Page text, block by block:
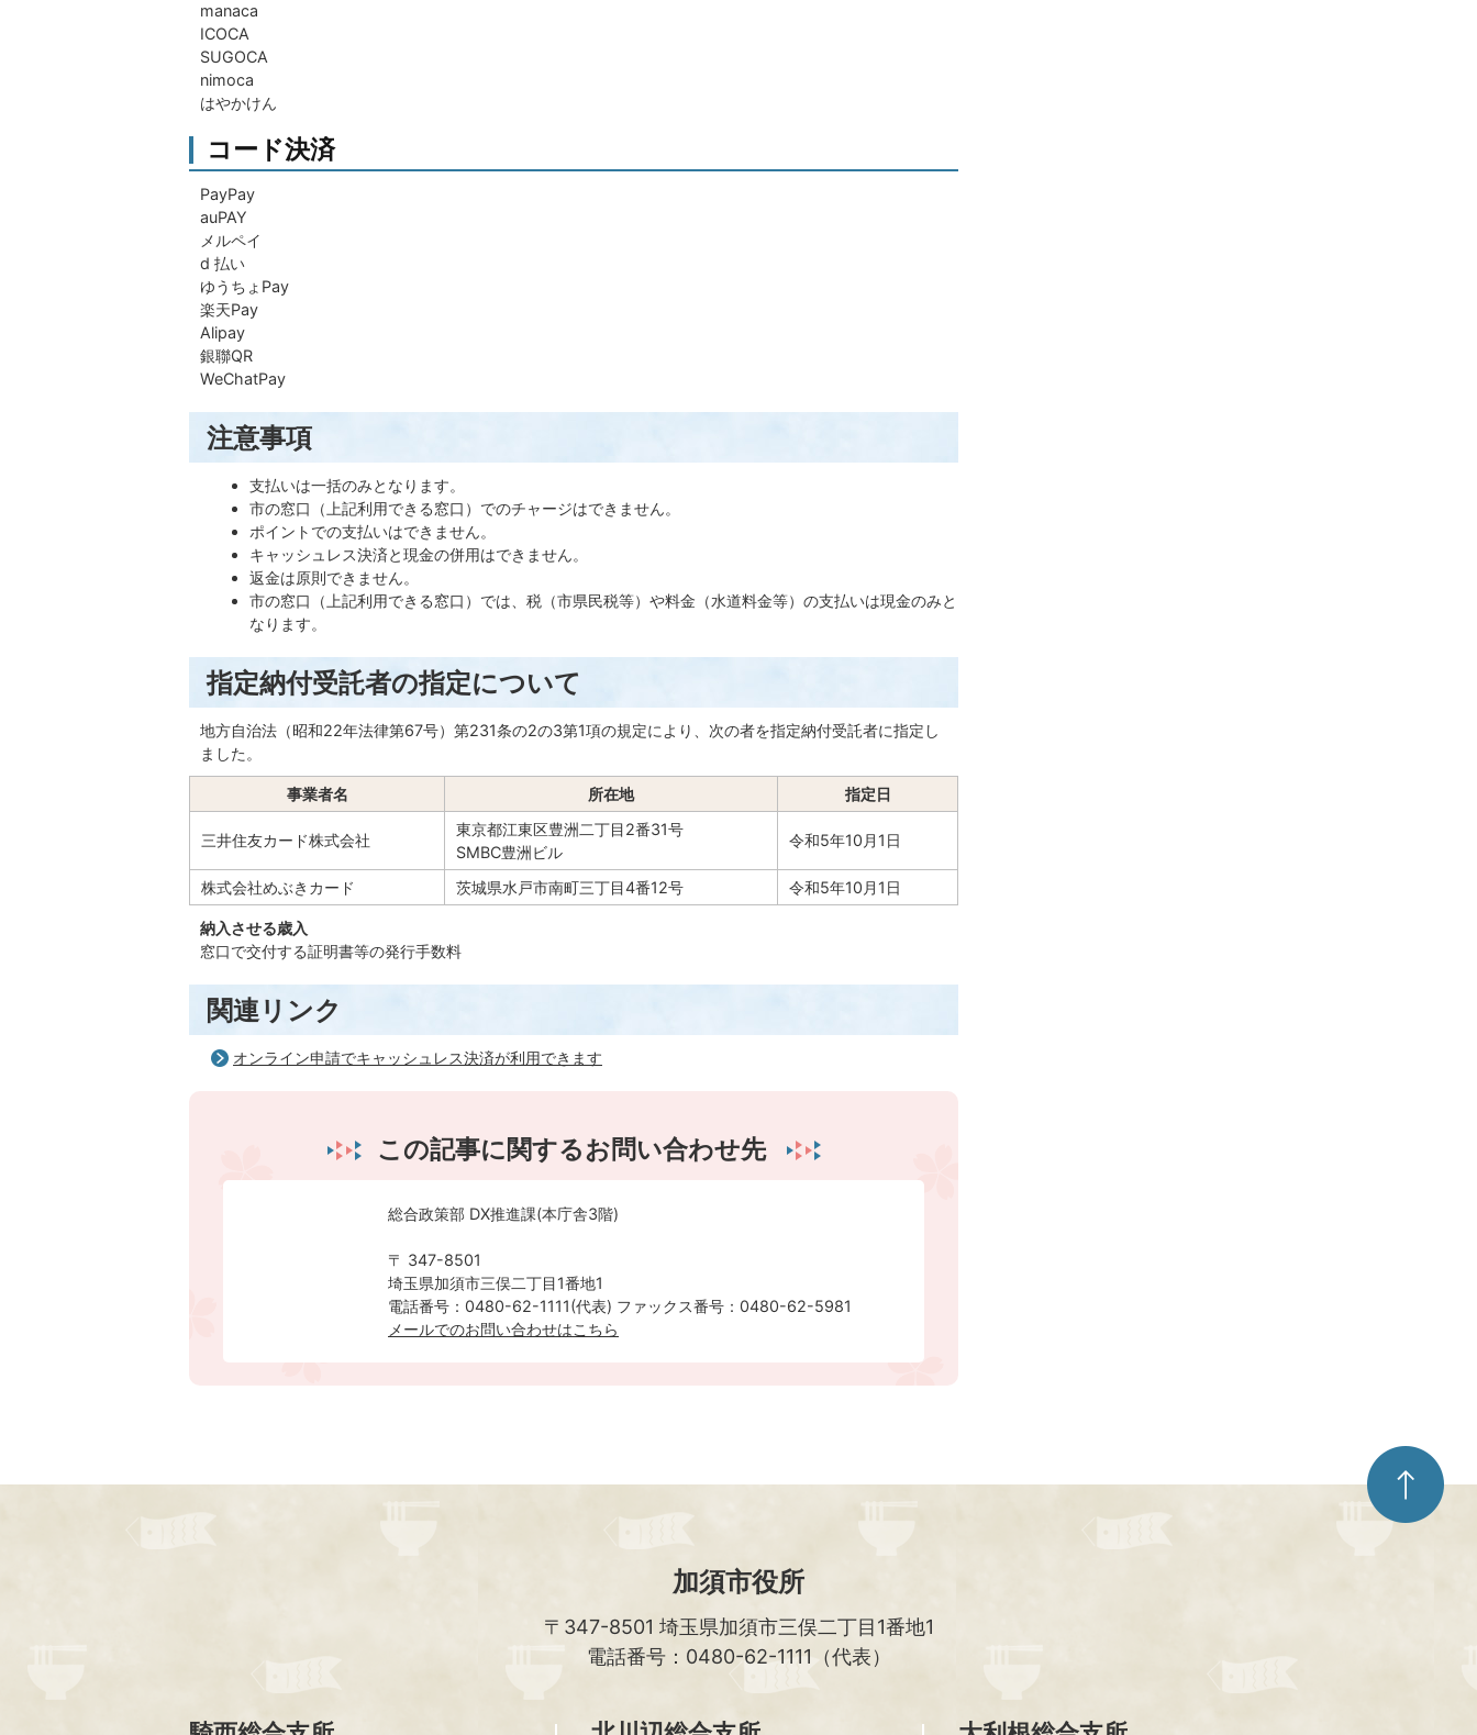
manaca
ICOCA
SUGOCA
nimoca
はやかけん
コード決済
PayPay
auPAY
メルペイ
d 払い
ゆうちょPay
楽天Pay
Alipay
銀聯QR
WeChatPay
注意事項
支払いは一括のみとなります。
市の窓口（上記利用できる窓口）でのチャージはできません。
ポイントでの支払いはできません。
キャッシュレス決済と現金の併用はできません。
返金は原則できません。
市の窓口（上記利用できる窓口）では、税（市県民税等）や料金（水道料金等）の支払いは現金のみと
なります。
指定納付受託者の指定について
地方自治法（昭和22年法律第67号）第231条の2の3第1項の規定により、次の者を指定納付受託者に指定し
ました。
事業者名 所在地 指定日
三井住友カード株式会社
東京都江東区豊洲二丁目2番31号
SMBC豊洲ビル
令和5年10月1日
株式会社めぶきカード 茨城県水戸市南町三丁目4番12号 令和5年10月1日
納入させる歳入
窓口で交付する証明書等の発行手数料
関連リンク
オンライン申請でキャッシュレス決済が利用できます
この記事に関するお問い合わせ先
総合政策部 DX推進課(本庁舎3階)
〒 347-8501
埼玉県加須市三俣二丁目1番地1
電話番号：0480-62-1111(代表) ファックス番号：0480-62-5981
​​​​​​​メールでのお問い合わせはこちら
ペ
ー
ジ
加須市役所
〒347-8501 埼玉県加須市三俣二丁目1番地1
電話番号：0480-62-1111（代表）